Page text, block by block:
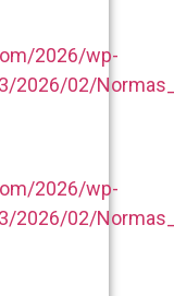
2026/wp-
2026/02/
2026/wp-
2026/02/